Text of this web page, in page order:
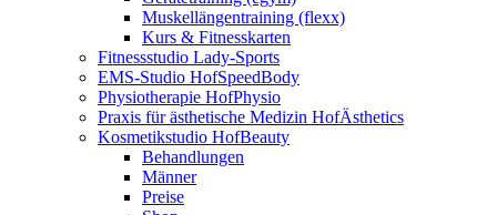
Muskellängentraining (flexx)
Kurs & Fitnesskarten
Fitnessstudio Lady-Sports
EMS-Studio HofSpeedBody
Physiotherapie HofPhysio
Praxis für ästhetische Medizin HofÄsthetics
Kosmetikstudio HofBeauty
Behandlungen
Männer
Preise